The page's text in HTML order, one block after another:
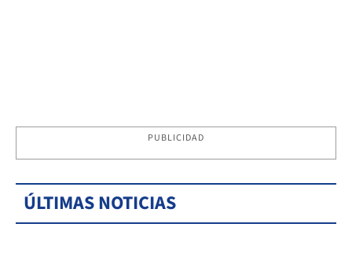
PUBLICIDAD
ÚLTIMAS NOTICIAS